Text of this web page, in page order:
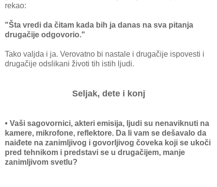
rekao:
"Šta vredi da čitam kada bih ja danas na sva pitanja
drugačije odgovorio."
Tako valjda i ja. Verovatno bi nastale i drugačije ispovesti i
drugačije odslikani životi tih istih ljudi.
Seljak, dete i konj
• Vaši sagovornici, akteri emisija, ljudi su nenaviknuti na
kamere, mikrofone, reflektore. Da li vam se dešavalo da
naiđete na zanimljivog i govorljivog čoveka koji se ukoči
pred tehnikom i predstavi se u drugačijem, manje
zanimljivom svetlu?